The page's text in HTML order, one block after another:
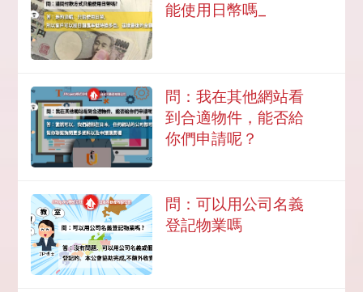
能使用日幣嗎_
問：我在其他網站看
到合適物件，能否給
你們申請呢？
問：可以用公司名義
登記物業嗎